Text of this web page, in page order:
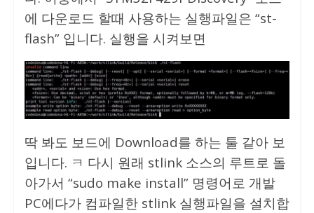
에 다운로드 할때 사용하는 실행파일은 “st-
flash” 입니다. 실행을 시켜보면
딱 봐도 보드에 Download를 하는 툴 같아 보
입니다. ㅋ 다시 원래 stlink 소스의 루트로 돌
아가서 “sudo make install” 명령어로 개발
PC에다가 컴파일한 stlink 실행파일을 설치합